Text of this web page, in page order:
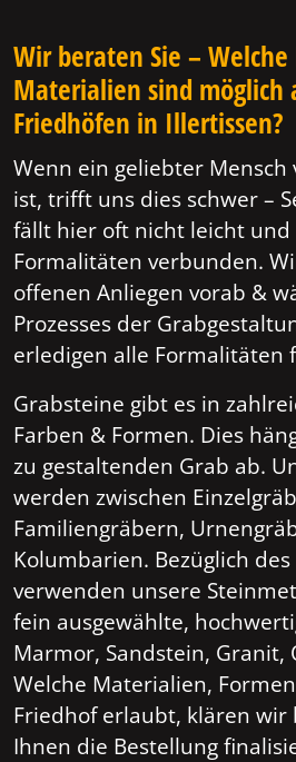
Wir beraten Sie –
Materialien sind möglich
Friedhöfen in Illertissen?
Wenn ein geliebter Mensch
ist, trifft uns dies schwer –
fällt hier oft nicht leicht
Formalitäten verbunden.
offenen Anliegen vorab &
Prozesses der
erledigen alle Formalitäten
Grabsteine gibt es in
Farben & Formen. Dies
zu gestaltenden Grab ab.
werden zwischen
Familiengräbern,
Kolumbarien. Bezüglich
verwenden unsere
fein ausgewählte,
Marmor, Sandstein, Granit,
Welche Materialien,
Friedhof erlaubt, klären
Ihnen die Bestellung